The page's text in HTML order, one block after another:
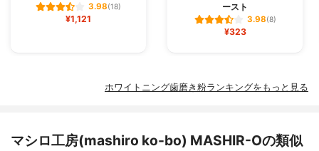
3.98(18)
¥1,121
ースト
3.98(8)
¥323
ホワイトニング歯磨き粉ランキングをもっと見る
マシロ工房(mashiro ko-bo) MASHIR-Oの類似